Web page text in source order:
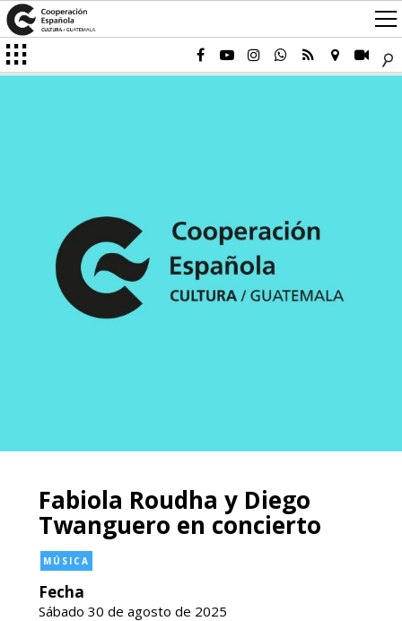
Fabiola Roudha y Diego
Twanguero en concierto
MÚSICA
Fecha
Sábado 30 de agosto de 2025